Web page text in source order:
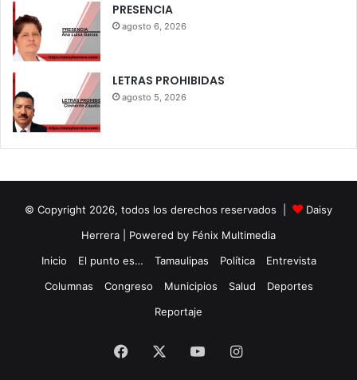
PRESENCIA
agosto 6, 2026
LETRAS PROHIBIDAS
agosto 5, 2026
© Copyright 2026, todos los derechos reservados |
Daisy
Herrera | Powered by Fénix Multimedia
Inicio
El punto es… Tamaulipas Política
Entrevista
Columnas
Congreso Municipios Salud
Deportes
Reportaje
Facebook YouTubeInstagram